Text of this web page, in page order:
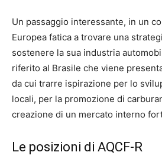
Un passaggio interessante, in un
Europea fatica a trovare una
sostenere la sua industria
riferito al Brasile che viene
da cui trarre ispirazione per lo
locali, per la promozione di
creazione di un mercato interno
Le posizioni di AQCF-R